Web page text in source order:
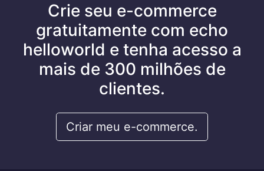
Crie seu e-commerce
gratuitamente com echo
helloworld e tenha acesso a
mais de 300 milhões de
clientes.
Criar meu e-commerce.